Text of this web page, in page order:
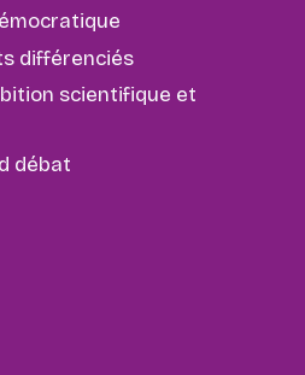
différenciés
scientifique et
débat